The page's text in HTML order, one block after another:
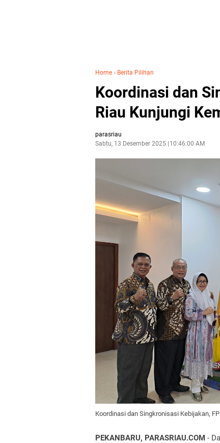
Home › Berita Pilihan
Koordinasi dan
Riau Kunjungi
parasriau
Sabtu, 13 Desember 2025 10:46:00 AM
Koordinasi dan Singkronisasi Kebijakan,
PEKANBARU, PARASRIAU.COM -